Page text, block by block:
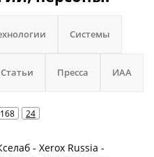
Системы
Статьи Пресса ИАА
24
- Xerox Russia -